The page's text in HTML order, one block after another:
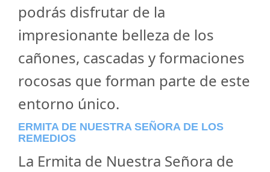
podrás disfrutar de la
impresionante belleza de los
cañones, cascadas y formaciones
rocosas que forman parte de este
entorno único.
ERMITA DE NUESTRA SEÑORA DE LOS
REMEDIOS
La Ermita de Nuestra Señora de